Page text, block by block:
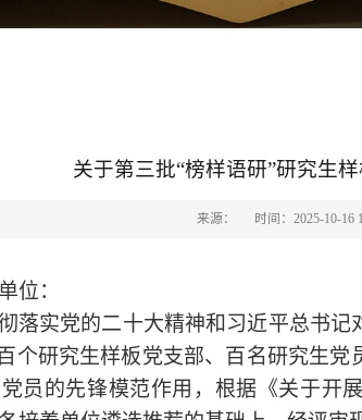
关于第三批“榜样语研”研究生
来源： 时间：2025-10-16
位：
落实党的二十大精神和习近平总书
个研究生样板党支部、百名研究生
员的先锋模范作用，根据《关于开